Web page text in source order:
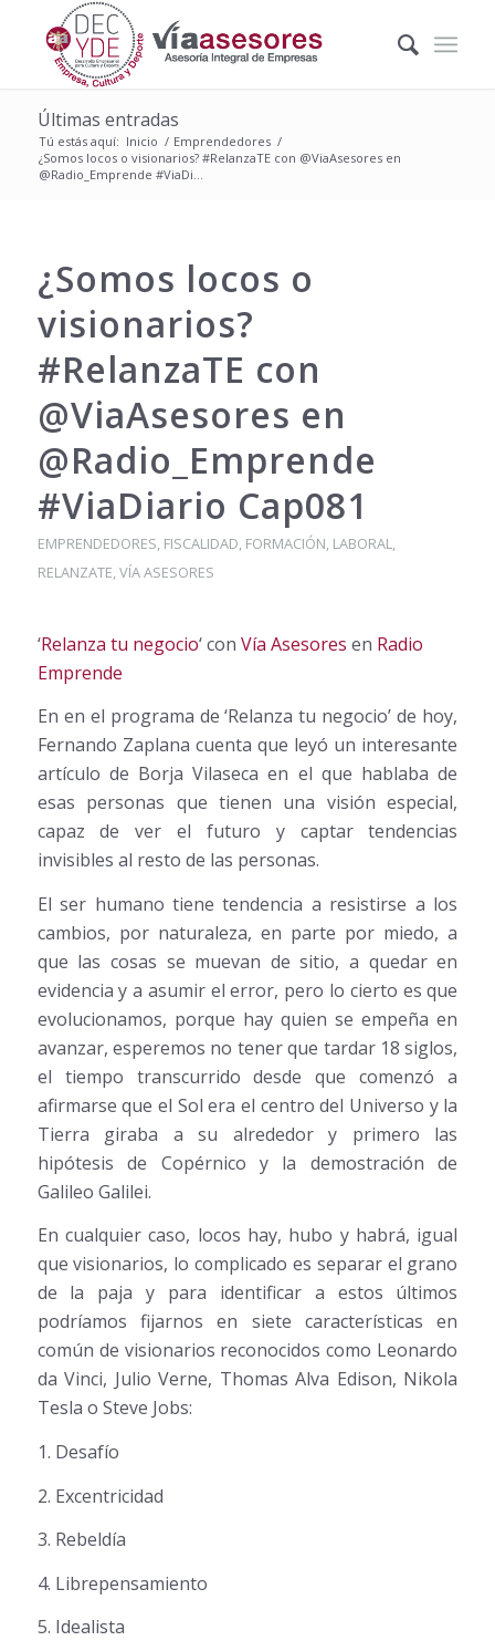
Últimas entradas
Tú estás aquí: Inicio / Emprendedores /
¿Somos locos o visionarios? ‪#‎RelanzaTE‬ con @ViaAsesores en
@Radio_Emprende #ViaDi...
¿Somos locos o
visionarios?
‪#‎RelanzaTE‬ con
@ViaAsesores en
@Radio_Emprende
#ViaDiario Cap081
EMPRENDEDORES, FISCALIDAD, FORMACIÓN, LABORAL,
RELANZATE,VÍA ASESORES
‘Relanza tu negocio‘ con Vía Asesores en Radio
Emprende
En en el programa de ‘Relanza tu negocio’ de hoy,
Fernando Zaplana cuenta que leyó un interesante
artículo de Borja Vilaseca en el que hablaba de
esas personas que tienen una visión especial,
capaz de ver el futuro y captar tendencias
invisibles al resto de las personas.
El ser humano tiene tendencia a resistirse a los
cambios, por naturaleza, en parte por miedo, a
que las cosas se muevan de sitio, a quedar en
evidencia y a asumir el error, pero lo cierto es que
evolucionamos, porque hay quien se empeña en
avanzar, esperemos no tener que tardar 18 siglos,
el tiempo transcurrido desde que comenzó a
afirmarse que el Sol era el centro del Universo y la
Tierra giraba a su alrededor y primero las
hipótesis de Copérnico y la demostración de
Galileo Galilei.
En cualquier caso, locos hay, hubo y habrá, igual
que visionarios, lo complicado es separar el grano
de la paja y para identificar a estos últimos
podríamos fijarnos en siete características en
común de visionarios reconocidos como Leonardo
da Vinci, Julio Verne, Thomas Alva Edison, Nikola
Tesla o Steve Jobs:
1. Desafío
2. Excentricidad
3. Rebeldía
4. Librepensamiento
5. Idealista